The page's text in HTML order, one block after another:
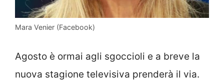
Mara Venier (Facebook)
Agosto è ormai agli sgoccioli e a breve la
nuova stagione televisiva prenderà il via.